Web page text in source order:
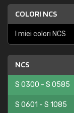
COLORI NCS
I miei colori NCS
NCS
S 0300 - S 0585
S 0601 - S 1085